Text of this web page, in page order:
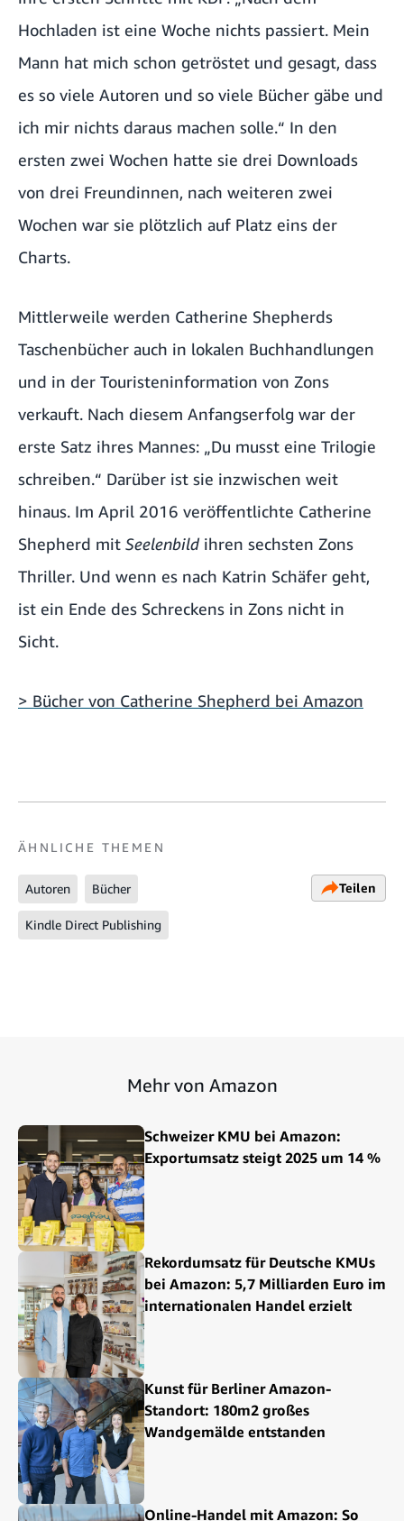
Hochladen ist eine Woche nichts passiert. Mein
Mann hat mich schon getröstet und gesagt, dass
es so viele Autoren und so viele Bücher gäbe und
ich mir nichts daraus machen solle.“ In den
ersten zwei Wochen hatte sie drei Downloads
von drei Freundinnen, nach weiteren zwei
Wochen war sie plötzlich auf Platz eins der
Charts.
Mittlerweile werden Catherine Shepherds
Taschenbücher auch in lokalen Buchhandlungen
und in der Touristeninformation von Zons
verkauft. Nach diesem Anfangserfolg war der
erste Satz ihres Mannes: „Du musst eine Trilogie
schreiben.“ Darüber ist sie inzwischen weit
hinaus. Im April 2016 veröffentlichte Catherine
Shepherd mit Seelenbild ihren sechsten Zons
Thriller. Und wenn es nach Katrin Schäfer geht,
ist ein Ende des Schreckens in Zons nicht in
Sicht.
> Bücher von Catherine Shepherd bei Amazon
ÄHNLICHE THEMEN
Autoren Bücher
Kindle Direct Publishing
Teilen
Mehr von Amazon
Schweizer KMU bei Amazon:
Exportumsatz steigt 2025 um 14 %
Rekordumsatz für Deutsche KMUs
bei Amazon: 5,7 Milliarden Euro im
internationalen Handel erzielt
Kunst für Berliner Amazon-
Standort: 180m2 großes
Wandgemälde entstanden
Online-Handel mit Amazon: So